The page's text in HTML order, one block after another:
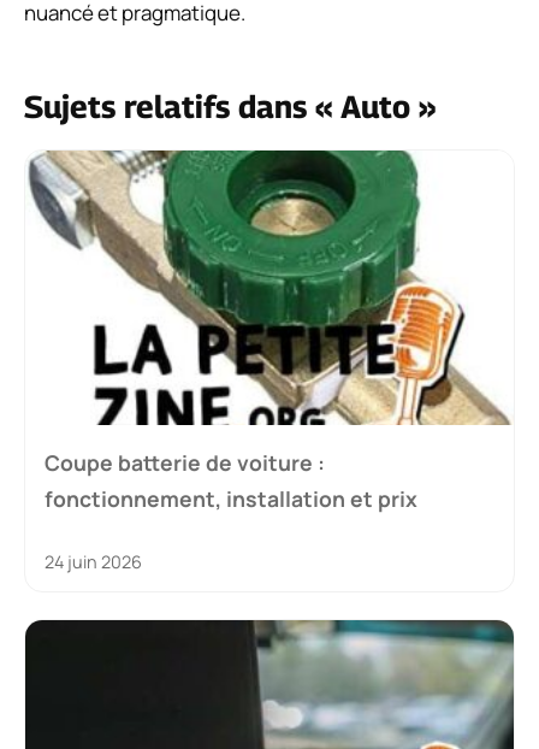
nuancé et pragmatique.
Sujets relatifs dans « Auto »
Coupe batterie de voiture :
fonctionnement, installation et prix
24 juin 2026